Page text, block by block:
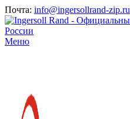
Почта: info@ingersollrand-zip.ru
Меню